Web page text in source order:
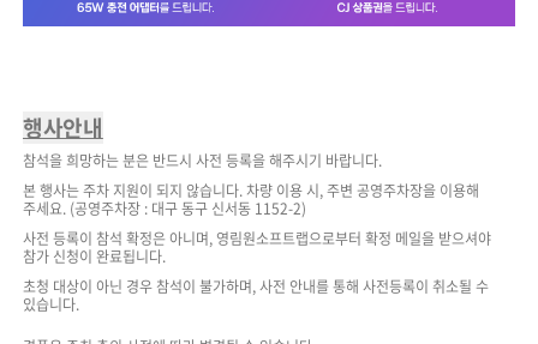
행사안내
참석을 희망하는 분은 반드시 사전 등록을 해주시기 바랍니다.
본 행사는 주차 지원이 되지 않습니다. 차량 이용 시, 주변 공영주차장을 이용해
주세요. (공영주차장 : 대구 동구 신서동 1152-2)
사전 등록이 참석 확정은 아니며, 영림원소프트랩으로부터 확정 메일을 받으셔야
참가 신청이 완료됩니다.
초청 대상이 아닌 경우 참석이 불가하며, 사전 안내를 통해 사전등록이 취소될 수
있습니다.